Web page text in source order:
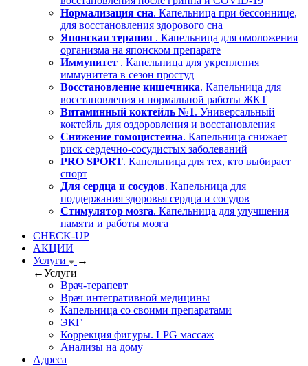
Нормализация сна. Капельница при бессоннице,
для восстановления здорового сна
Японская терапия . Капельница для омоложения
организма на японском препарате
Иммунитет . Капельница для укрепления
иммунитета в сезон простуд
Восстановление кишечника. Капельница для
восстановления и нормальной работы ЖКТ
Витаминный коктейль №1. Универсальный
коктейль для оздоровления и восстановления
Снижение гомоцистеина. Капельница снижает
риск сердечно-сосудистых заболеваний
PRO SPORT. Капельница для тех, кто выбирает
спорт
Для сердца и сосудов. Капельница для
поддержания здоровья сердца и сосудов
Стимулятор мозга. Капельница для улучшения
памяти и работы мозга
CHECK-UP
АКЦИИ
Услуги
→
←Услуги
Врач-терапевт
Врач интегративной медицины
Капельница со своими препаратами
ЭКГ
Коррекция фигуры. LPG массаж
Анализы на дому
Адреса